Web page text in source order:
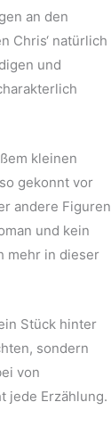
an den
Chris‘ natürlich
und
kleinen
gekonnt vor
andere Figuren
und kein
mehr in dieser
Stück hinter
sondern
von
jede Erzählung.